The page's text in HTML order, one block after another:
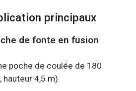
principaux
de fonte en fusion
poche de coulée de 180
4,5 m)